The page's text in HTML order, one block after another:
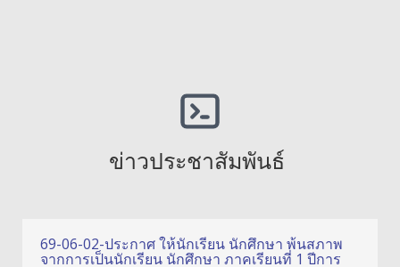
ข่าวประชาสัมพันธ์
69-06-02-ประกาศ ให้นักเรียน นักศึกษา พ้นสภาพ
จากการเป็นนักเรียน นักศึกษา ภาคเรียนที่ 1 ปีการ